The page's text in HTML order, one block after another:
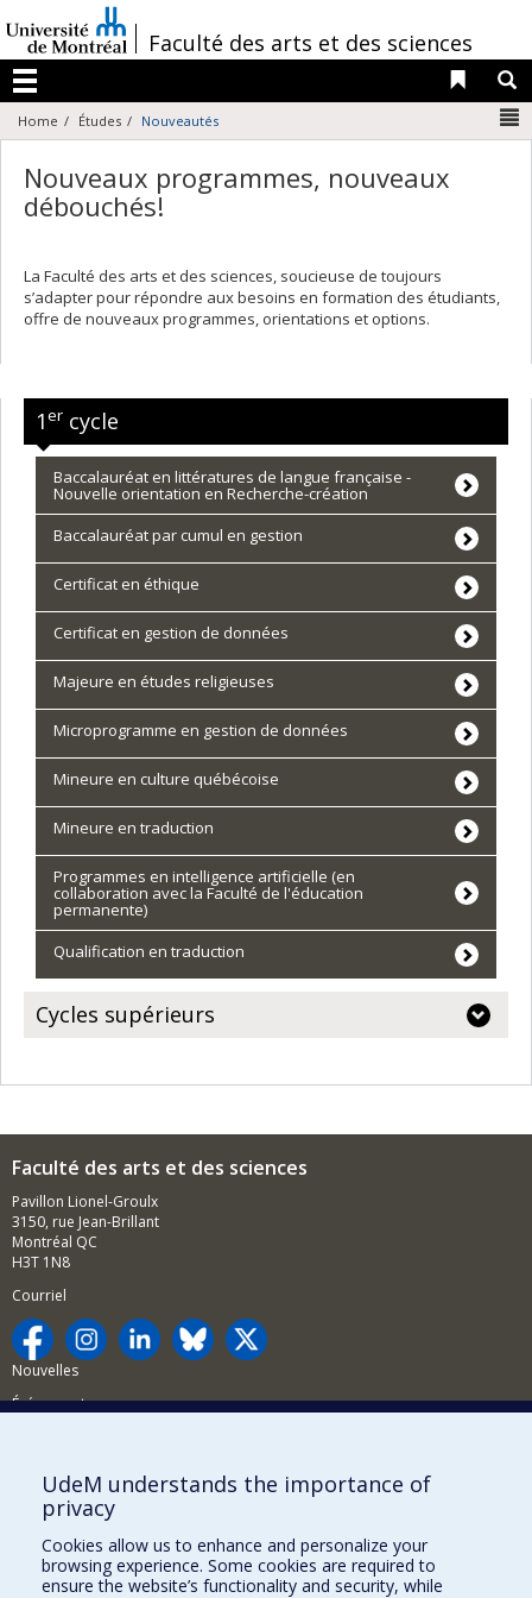
au
contenu
/Faculté des arts et des sciences
Menu
Liens
Home Études Nouveautés
Nouveaux programmes, nouveaux
débouchés!
La Faculté des arts et des sciences, soucieuse de toujours
s’adapter pour répondre aux besoins en formation des étudiants,
offre de nouveaux programmes, orientations et options.
1er cycle
Baccalauréat en littératures de langue française -
Nouvelle orientation en Recherche-création
Baccalauréat par cumul en gestion
Certificat en éthique
Certificat en gestion de données
Majeure en études religieuses
Microprogramme en gestion de données
Mineure en culture québécoise
Mineure en traduction
Programmes en intelligence artificielle (en
collaboration avec la Faculté de l'éducation
permanente)
Qualification en traduction
Cycles supérieurs
Faculté des arts et des sciences
Pavillon Lionel-Groulx
3150, rue Jean-Brillant
Montréal QC
H3T 1N8
Courriel
Nouvelles
Événements
BESOIN D'AIDE?
Plan du site
Signaler une erreur
Accessibilité
UdeM understands the importance of
privacy
Cookies allow us to enhance and personalize your
browsing experience. Some cookies are required to
ensure the website’s functionality and security, while